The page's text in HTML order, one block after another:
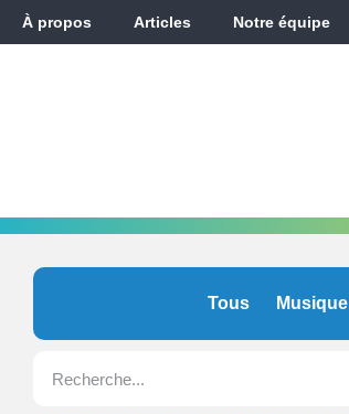
À propos Articles Notre équipe
Tous Musique